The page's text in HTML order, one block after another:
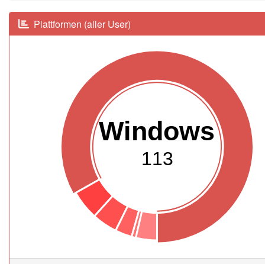
Plattformen (aller User)
Windows
113